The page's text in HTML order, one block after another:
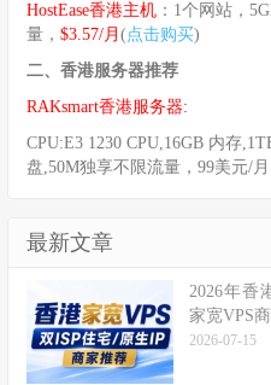
HostEase香港主机 ：1个网站，
量， $3.57/月 ( 点击购买)
二、香港服务器推荐
RAKsmart香港服务器:
CPU:E3 1230 CPU,16GB 内存
盘,50M独享不限流量，99美元/月
最新文章
2026年香
家宽VPS
2026-07-15